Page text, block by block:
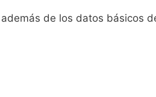
de los datos básicos